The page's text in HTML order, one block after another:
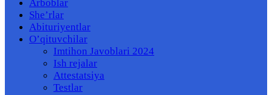
Arboblar
She’rlar
Abituriyentlar
O’qituvchilar
Imtihon Javoblari 2024
Ish rejalar
Attestatsiya
Testlar